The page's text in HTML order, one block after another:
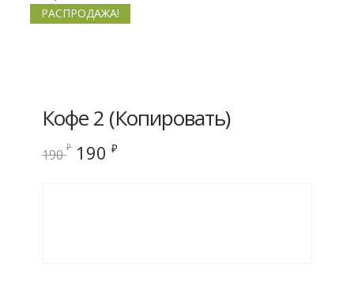
РАСПРОДАЖА!
Кофе 2 (Копировать)
190₽ Первоначальная
190 ₽